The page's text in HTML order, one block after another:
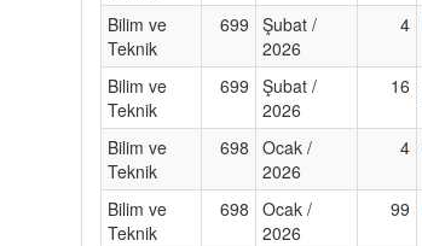
Bilim ve
Teknik
699
Şubat /
2026
4
Bilim ve
Teknik
699
Şubat /
2026
16
Bilim ve
Teknik
698
Ocak /
2026
4
Bilim ve
Teknik
698
Ocak /
2026
99